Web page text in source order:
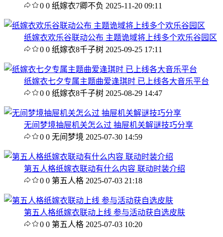
0 0 纸嫁衣7卿不负 2025-11-20 09:11
纸嫁衣欢乐谷联动公布 主题诡域将上线多个欢乐谷园区
0 0 纸嫁衣8千子树 2025-09-25 17:11
纸嫁衣七夕专属主题曲爱逢琪时 已上线各大音乐平台
0 0 纸嫁衣8千子树 2025-08-29 14:47
无间梦境抽屉机关怎么过 抽屉机关解谜技巧分享
0 0 无间梦境 2025-07-30 14:59
第五人格纸嫁衣联动有什么内容 联动时装介绍
0 0 第五人格 2025-07-03 21:18
第五人格纸嫁衣联动上线 参与活动获自选皮肤
0 0 第五人格 2025-07-03 10:20